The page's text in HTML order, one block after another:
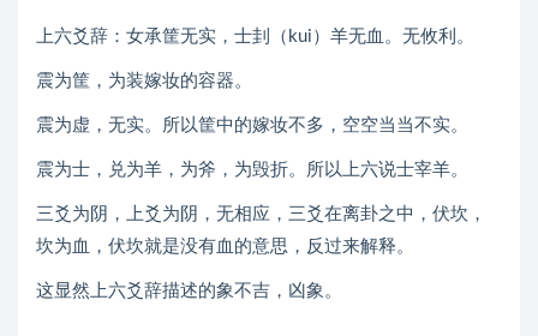
上六爻辞：女承筐无实，士刲（kui）羊无血。无攸利。
震为筐，为装嫁妆的容器。
震为虚，无实。所以筐中的嫁妆不多，空空当当不实。
震为士，兑为羊，为斧，为毁折。所以上六说士宰羊。
三爻为阴，上爻为阴，无相应，三爻在离卦之中，伏坎，
坎为血，伏坎就是没有血的意思，反过来解释。
这显然上六爻辞描述的象不吉，凶象。